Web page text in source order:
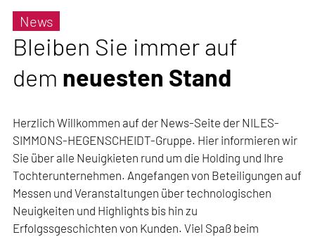
News
Bleiben Sie immer auf
dem neuesten Stand
Herzlich Willkommen auf der News-Seite der NILES-
SIMMONS-HEGENSCHEIDT-Gruppe. Hier informieren wir
Sie über alle Neuigkieten rund um die Holding und Ihre
Tochterunternehmen. Angefangen von Beteiligungen auf
Messen und Veranstaltungen über technologischen
Neuigkeiten und Highlights bis hin zu
Erfolgssgeschichten von Kunden. Viel Spaß beim